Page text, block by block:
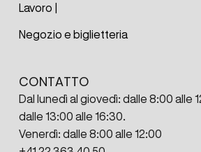
Lavoro |
Negozio e biglietteria
CONTATTO
Dal lunedì al giovedì: dalle 8:00 alle
dalle 13:00 alle 16:30.
Venerdì: dalle 8:00 alle 12:00